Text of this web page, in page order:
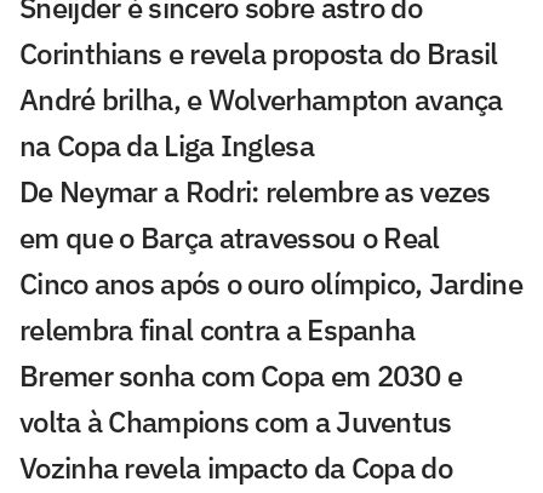
Corinthians e revela proposta do Brasil
André brilha, e Wolverhampton avança
na Copa da Liga Inglesa
De Neymar a Rodri: relembre as vezes
em que o Barça atravessou o Real
Cinco anos após o ouro olímpico, Jardine
relembra final contra a Espanha
Bremer sonha com Copa em 2030 e
volta à Champions com a Juventus
Vozinha revela impacto da Copa do